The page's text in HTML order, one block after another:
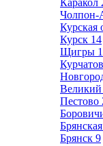
Каракол
Чолпон-
Курская
Курск 14
Щигры 1
Курчатов
Пестово
Брянск 9